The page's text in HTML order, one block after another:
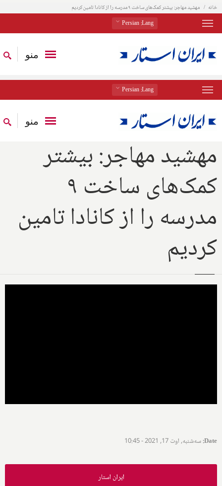
خانه مهشید مهاجر: بیشتر کمک‌های ساخت ۹ مدرسه را از کانادا تامین کردیم
Lang
: Persian
منو
Lang
: Persian
منو
مهشید مهاجر: بیشتر
کمک‌های ساخت ۹
مدرسه را از کانادا تامین
کردیم
Date
:سه‌شنبه, اوت 17, 2021 - 10:45
ایران استار